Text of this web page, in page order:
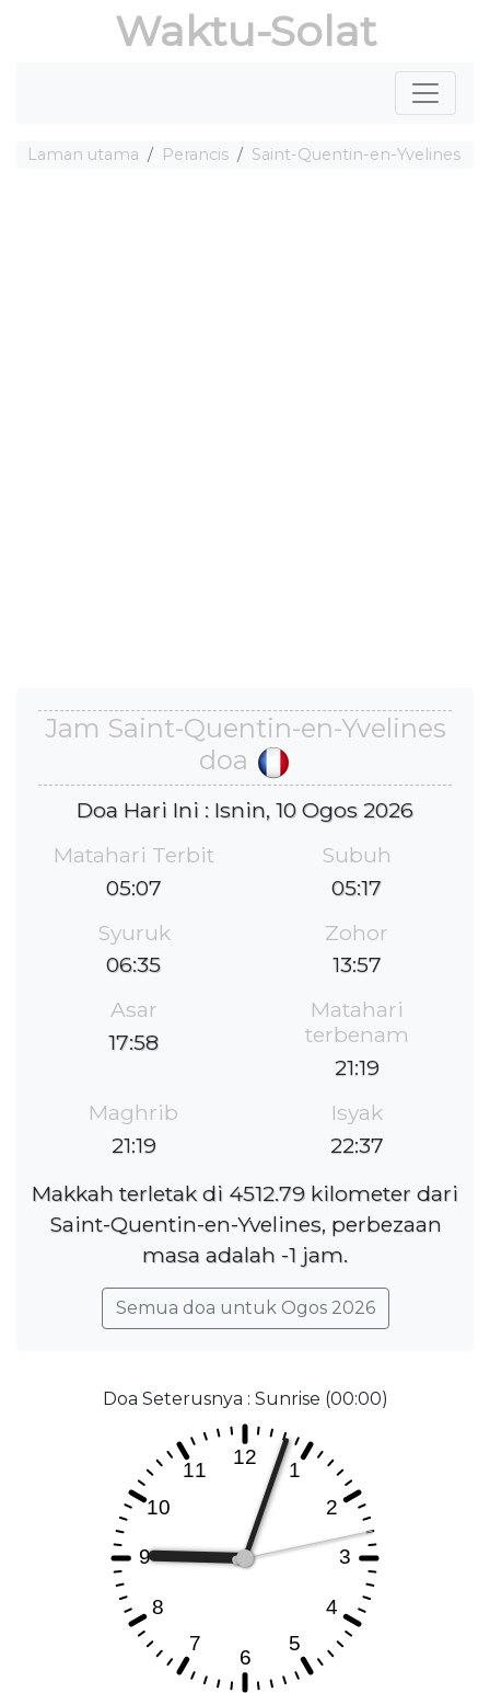
Waktu-Solat
Laman utama Perancis Saint-Quentin-en-Yvelines
Jam Saint-Quentin-en-Yvelines
doa
Doa Hari Ini : Isnin, 10 Ogos 2026
Matahari Terbit
05:07
Subuh
05:17
Syuruk
06:35
Zohor
13:57
Asar
17:58
Matahari
terbenam
21:19
Maghrib
21:19
Isyak
22:37
Makkah terletak di 4512.79 kilometer dari
Saint-Quentin-en-Yvelines, perbezaan
masa adalah -1 jam.
Semua doa untuk Ogos 2026
Doa Seterusnya : Sunrise (00:00)